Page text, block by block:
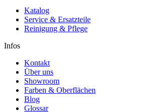
Katalog
Service & Ersatzteile
Reinigung & Pflege
Infos
Kontakt
Über uns
Showroom
Farben & Oberflächen
Blog
Glossar